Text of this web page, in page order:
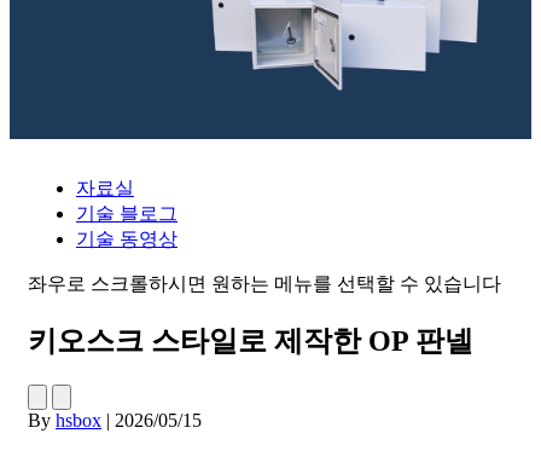
자료실
기술 블로그
기술 동영상
좌우로 스크롤하시면 원하는 메뉴를 선택할 수 있습니다
키오스크 스타일로 제작한 OP 판넬
By hsbox | 2026/05/15